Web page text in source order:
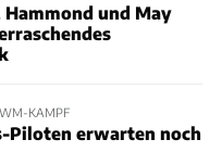
Hammond und May
KAMPF
Piloten erwarten noch